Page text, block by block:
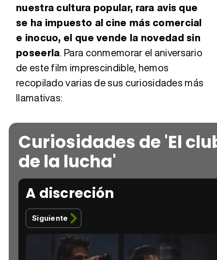
Tráiler 'Do Not Enter' (2026)
nuestra cultura popular, rara avis que
se ha impuesto al cine más comercial
e inocuo, el que vende la novedad sin
poseerla. Para conmemorar el aniversario
de este film imprescindible, hemos
recopilado varias de sus curiosidades más
llamativas:
Curiosidades de 'El
de la lucha'
A discreción
Siguiente